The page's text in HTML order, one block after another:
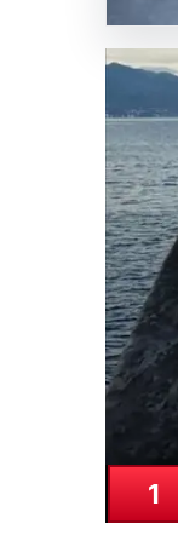
{
1